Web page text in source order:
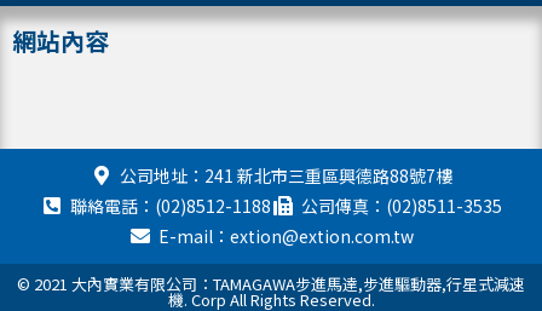
網站內容
公司地址：241 新北市三重區興德路88號7樓
聯絡電話：(02)8512-1188
公司傳真：(02)8511-3535
E-mail：extion@extion.com.tw
© 2021 大內實業有限公司：TAMAGAWA步進馬達,步進驅動器,行星式減速
機. Corp All Rights Reserved.